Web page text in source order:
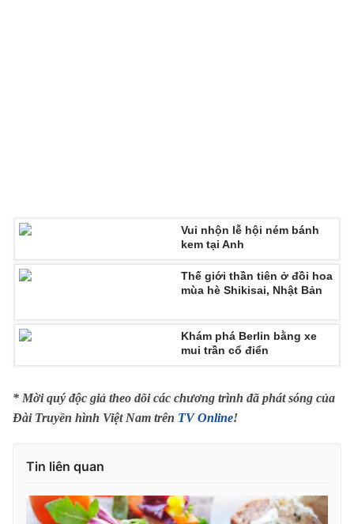
Theo dõi báo trên
Cơ quan chủ quản:Đài Truyền hình Việt Nam
Cơ quan báo chí:
Thời báo VTV
Giấy phép hoạt động báo in và báo điện tử số 483/GP-BTTTT
cấp ngày 29/12/2023
Phó Tổng Biên tập:
Tổng đài VTV:024.38 355 931 - 024.38 355 932
Vui nhộn lễ hội ném bánh
kem tại Anh
Thế giới thần tiên ở đồi hoa
mùa hè Shikisai, Nhật Bản
Khám phá Berlin bằng xe
mui trần cổ điển
* Mời quý độc giả theo dõi các chương trình đã phát sóng của
Đài Truyền hình Việt Nam trên TV Online!
Tin liên quan